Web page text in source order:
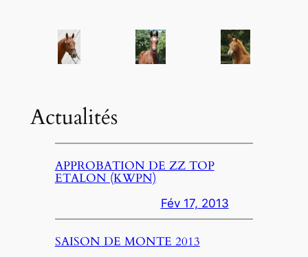
Actualités
APPROBATION DE ZZ TOP
ETALON (KWPN)
Fév 17, 2013
SAISON DE MONTE 2013